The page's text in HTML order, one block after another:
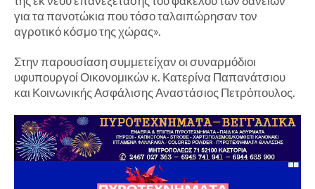
για τα πανοτώκια που τόσο ταλαιπώρησαν τον
αγροτικό κόσμο της χώρας».
Στην παρουσίαση συμμετείχαν οι συναρμόδιοι
υφυπουργοί Οικονομικών κ. Κατερίνα Παπανάτσιου
και Κοινωνικής Ασφάλισης Αναστάσιος Πετρόπουλος.